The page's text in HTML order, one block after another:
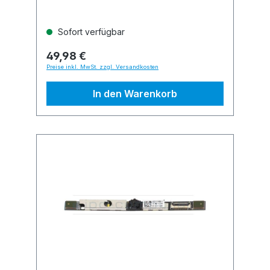
Sofort verfügbar
49,98 €
Preise inkl. MwSt. zzgl. Versandkosten
In den Warenkorb